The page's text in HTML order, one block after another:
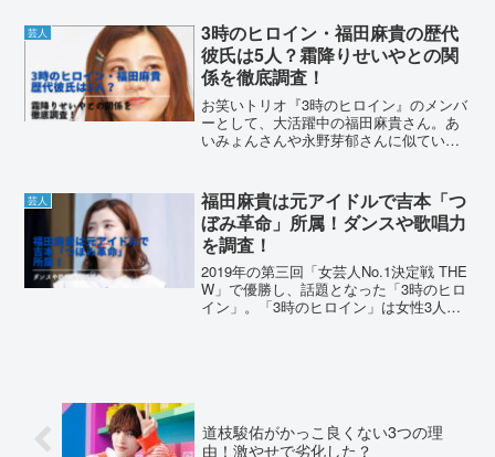
芸人
3時のヒロイン・福田麻貴の歴代
彼氏は5人？霜降りせいやとの関
係を徹底調査！
お笑いトリオ『3時のヒロイン』のメンバ
ーとして、大活躍中の福田麻貴さん。あ
いみょんさんや永野芽郁さんに似ている
査しました。3時のヒロイン・福田麻貴の
歴代彼氏は5人？よし...
芸人
福田麻貴は元アイドルで吉本「つ
ぼみ革命」所属！ダンスや歌唱力
を調査！
2019年の第三回「女芸人No.1決定戦 THE
W」で優勝し、話題となった「3時のヒロ
イン」。「3時のヒロイン」は女性3人で
道枝駿佑がかっこ良くない3つの理
由！激やせで劣化した？